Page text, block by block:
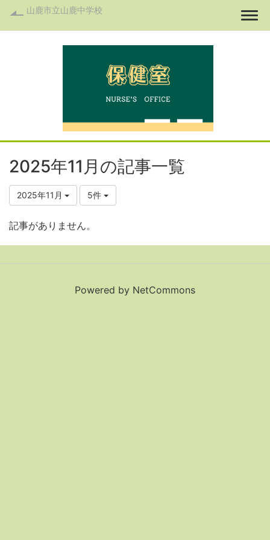
山鹿市立山鹿中学校
2025年11月の記事一覧
2025年11月 5件
記事がありません。
Powered by NetCommons